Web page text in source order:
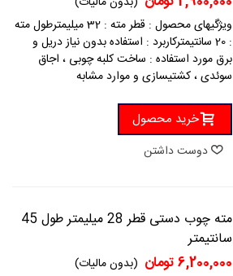
ویژگیهای محصول : قطر مته : 32 میلیمترطول مته
: 20 سانتیمترکاربرد : استفاده بدون نیاز دریل و
برق مورد استفاده : ساخت کلبه چوبی ، اجاق
سوئدی ، کشتیسازی و موارد مشابه
خرید محصول
دوست داشتن
مته چوب دستی قطر 28 میلیمتر طول 45
سانتیمتر
6,200,000 تومان
(بدون مالیات)